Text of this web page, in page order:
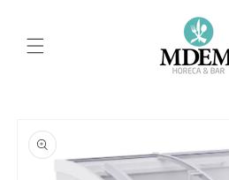
al contenido
a la
información
del producto